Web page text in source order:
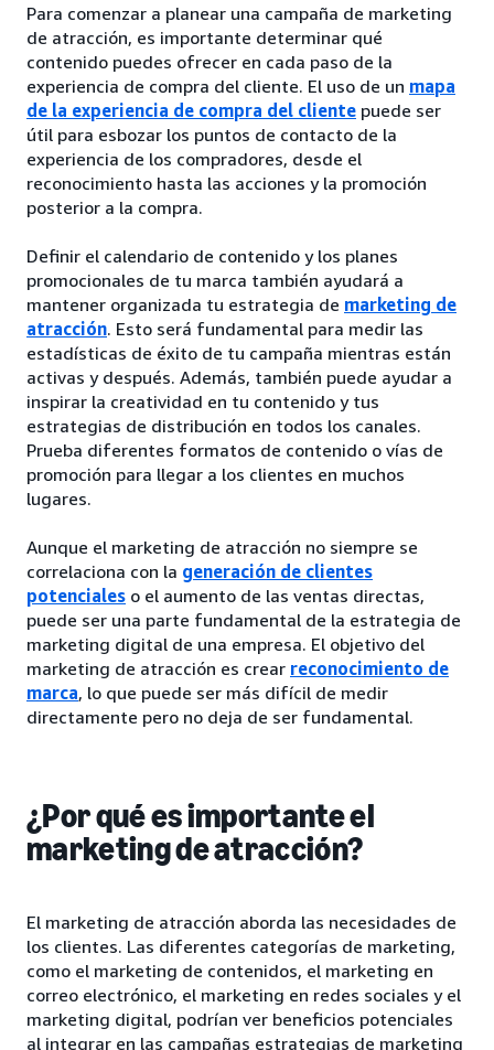
Para comenzar a planear una campaña de marketing
de atracción, es importante determinar qué
contenido puedes ofrecer en cada paso de la
experiencia de compra del cliente. El uso de un mapa
de la experiencia de compra del cliente puede ser
útil para esbozar los puntos de contacto de la
experiencia de los compradores, desde el
reconocimiento hasta las acciones y la promoción
posterior a la compra.
Definir el calendario de contenido y los planes
promocionales de tu marca también ayudará a
mantener organizada tu estrategia de marketing de
atracción. Esto será fundamental para medir las
estadísticas de éxito de tu campaña mientras están
activas y después. Además, también puede ayudar a
inspirar la creatividad en tu contenido y tus
estrategias de distribución en todos los canales.
Prueba diferentes formatos de contenido o vías de
promoción para llegar a los clientes en muchos
lugares.
Aunque el marketing de atracción no siempre se
correlaciona con la generación de clientes
potenciales o el aumento de las ventas directas,
puede ser una parte fundamental de la estrategia de
marketing digital de una empresa. El objetivo del
marketing de atracción es crear reconocimiento de
marca, lo que puede ser más difícil de medir
directamente pero no deja de ser fundamental.
¿Por qué es importante el
marketing de atracción?
El marketing de atracción aborda las necesidades de
los clientes. Las diferentes categorías de marketing,
como el marketing de contenidos, el marketing en
correo electrónico, el marketing en redes sociales y el
marketing digital, podrían ver beneficios potenciales
al integrar en las campañas estrategias de marketing